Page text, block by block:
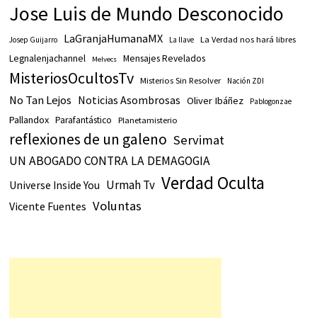
Jose Luis de Mundo Desconocido
Josep Guijarro LaGranjaHumanaMX La llave La Verdad nos hará libres
Legnalenjachannel Melvecs Mensajes Revelados
MisteriosOcultosTv Misterios Sin Resolver Nación ZDI
No Tan Lejos Noticias Asombrosas Oliver Ibáñez Pablogonzae
Pallandox Parafantástico Planetamisterio
reflexiones de un galeno Servimat
UN ABOGADO CONTRA LA DEMAGOGIA
Universe Inside You Urmah Tv Verdad Oculta
Vicente Fuentes Voluntas